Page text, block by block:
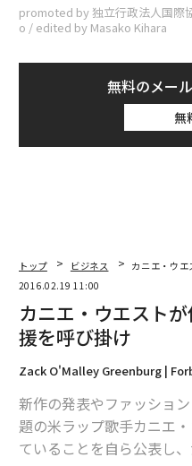
promoted by 独立行政法人国際
o / edited by Masako Kihara
無料のメー
無
トップ ビジネス
カニエ・ウ
2016.02.19 11:00
カニエ・ウエスト
援を呼び掛け
Zack O'Malley Greenburg |
新作の発表やファッショ
題の米ラップ歌手カニエ
ていることを自ら公表し、